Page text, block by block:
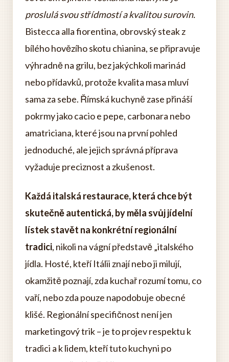
proslulá svou střídmostí a kvalitou surovin.
Bistecca alla fiorentina, obrovský steak z
bílého hovězího skotu chianina, se připravuje
výhradně na grilu, bez jakýchkoli marinád
nebo přídavků, protože kvalita masa mluví
sama za sebe. Římská kuchyně zase přináší
pokrmy jako cacio e pepe, carbonara nebo
amatriciana, které jsou na první pohled
jednoduché, ale jejich správná příprava
vyžaduje preciznost a zkušenost.
Každá italská restaurace, která chce být
skutečně autentická, by měla svůj jídelní
lístek stavět na konkrétní regionální
tradici, nikoli na vágní představě „italského
jídla. Hosté, kteří Itálii znají nebo ji milují,
okamžitě poznají, zda kuchař rozumí tomu, co
vaří, nebo zda pouze napodobuje obecné
klišé. Regionální specifičnost není jen
marketingový trik – je to projev respektu k
tradici a k lidem, kteří tuto kuchyni po